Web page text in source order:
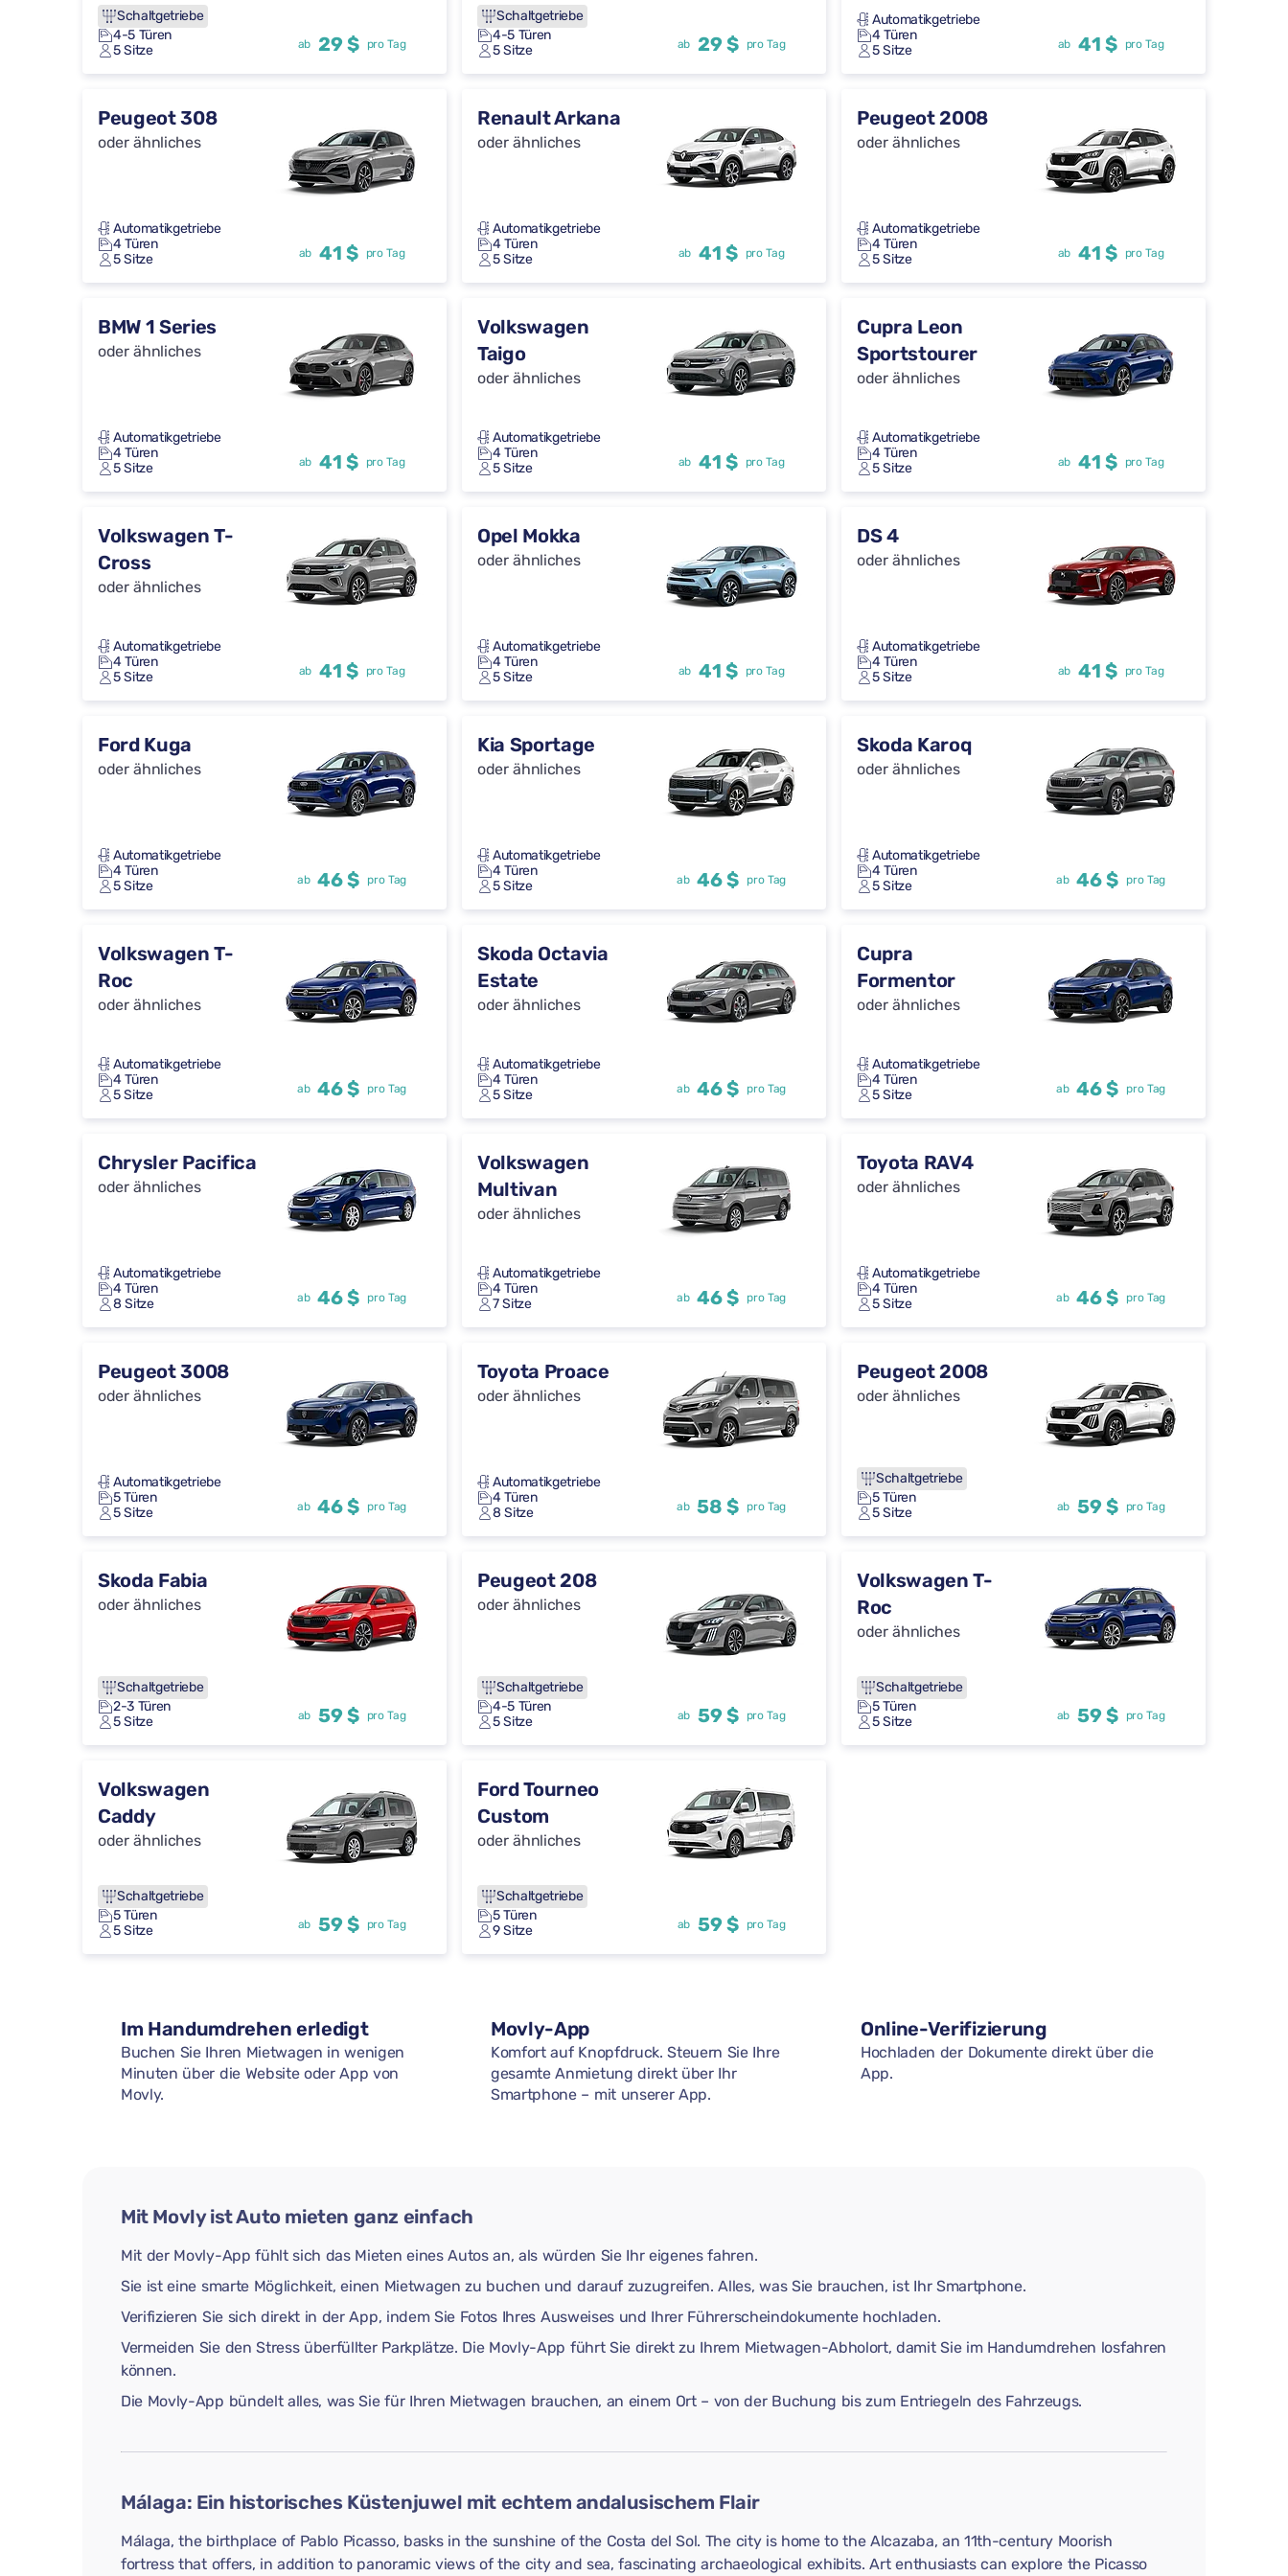
Schaltgetriebe
4-5 Türen
5 Sitze
ab 29 $ pro Tag
Schaltgetriebe
4-5 Türen
5 Sitze
ab 29 $ pro Tag
Automatikgetriebe
4 Türen
5 Sitze
ab 41 $ pro Tag
Peugeot 308
oder ähnliches
Automatikgetriebe
4 Türen
5 Sitze
ab 41 $ pro Tag
Renault Arkana
oder ähnliches
Automatikgetriebe
4 Türen
5 Sitze
ab 41 $ pro Tag
Peugeot 2008
oder ähnliches
Automatikgetriebe
4 Türen
5 Sitze
ab 41 $ pro Tag
BMW 1 Series
oder ähnliches
Automatikgetriebe
4 Türen
5 Sitze
ab 41 $ pro Tag
Volkswagen
Taigo
oder ähnliches
Automatikgetriebe
4 Türen
5 Sitze
ab 41 $ pro Tag
Cupra Leon
Sportstourer
oder ähnliches
Automatikgetriebe
4 Türen
5 Sitze
ab 41 $ pro Tag
Volkswagen T-
Cross
oder ähnliches
Automatikgetriebe
4 Türen
5 Sitze
ab 41 $ pro Tag
Opel Mokka
oder ähnliches
Automatikgetriebe
4 Türen
5 Sitze
ab 41 $ pro Tag
DS 4
oder ähnliches
Automatikgetriebe
4 Türen
5 Sitze
ab 41 $ pro Tag
Ford Kuga
oder ähnliches
Automatikgetriebe
4 Türen
5 Sitze
ab 46 $ pro Tag
Kia Sportage
oder ähnliches
Automatikgetriebe
4 Türen
5 Sitze
ab 46 $ pro Tag
Skoda Karoq
oder ähnliches
Automatikgetriebe
4 Türen
5 Sitze
ab 46 $ pro Tag
Volkswagen T-
Roc
oder ähnliches
Automatikgetriebe
4 Türen
5 Sitze
ab 46 $ pro Tag
Skoda Octavia
Estate
oder ähnliches
Automatikgetriebe
4 Türen
5 Sitze
ab 46 $ pro Tag
Cupra
Formentor
oder ähnliches
Automatikgetriebe
4 Türen
5 Sitze
ab 46 $ pro Tag
Chrysler Pacifica
oder ähnliches
Automatikgetriebe
4 Türen
8 Sitze
ab 46 $ pro Tag
Volkswagen
Multivan
oder ähnliches
Automatikgetriebe
4 Türen
7 Sitze
ab 46 $ pro Tag
Toyota RAV4
oder ähnliches
Automatikgetriebe
4 Türen
5 Sitze
ab 46 $ pro Tag
Peugeot 3008
oder ähnliches
Automatikgetriebe
5 Türen
5 Sitze
ab 46 $ pro Tag
Toyota Proace
oder ähnliches
Automatikgetriebe
4 Türen
8 Sitze
ab 58 $ pro Tag
Peugeot 2008
oder ähnliches
Schaltgetriebe
5 Türen
5 Sitze
ab 59 $ pro Tag
Skoda Fabia
oder ähnliches
Schaltgetriebe
2-3 Türen
5 Sitze
ab 59 $ pro Tag
Peugeot 208
oder ähnliches
Schaltgetriebe
4-5 Türen
5 Sitze
ab 59 $ pro Tag
Volkswagen T-
Roc
oder ähnliches
Schaltgetriebe
5 Türen
5 Sitze
ab 59 $ pro Tag
Volkswagen
Caddy
oder ähnliches
Schaltgetriebe
5 Türen
5 Sitze
ab 59 $ pro Tag
Ford Tourneo
Custom
oder ähnliches
Schaltgetriebe
5 Türen
9 Sitze
ab 59 $ pro Tag
Im Handumdrehen erledigt
Buchen Sie Ihren Mietwagen in wenigen
Minuten über die Website oder App von
Movly.
Movly-App
Komfort auf Knopfdruck. Steuern Sie Ihre
gesamte Anmietung direkt über Ihr
Smartphone – mit unserer App.
Online-Verifizierung
Hochladen der Dokumente direkt über die
App.
Mit Movly ist Auto mieten ganz einfach
Mit der Movly-App fühlt sich das Mieten eines Autos an, als würden Sie Ihr eigenes fahren.
Sie ist eine smarte Möglichkeit, einen Mietwagen zu buchen und darauf zuzugreifen. Alles, was Sie brauchen, ist Ihr Smartphone.
Verifizieren Sie sich direkt in der App, indem Sie Fotos Ihres Ausweises und Ihrer Führerscheindokumente hochladen.
Vermeiden Sie den Stress überfüllter Parkplätze. Die Movly-App führt Sie direkt zu Ihrem Mietwagen-Abholort, damit Sie im Handumdrehen losfahren
können.
Die Movly-App bündelt alles, was Sie für Ihren Mietwagen brauchen, an einem Ort – von der Buchung bis zum Entriegeln des Fahrzeugs.
Málaga: Ein historisches Küstenjuwel mit echtem andalusischem Flair
Málaga, the birthplace of Pablo Picasso, basks in the sunshine of the Costa del Sol. The city is home to the Alcazaba, an 11th-century Moorish
fortress that offers, in addition to panoramic views of the city and sea, fascinating archaeological exhibits. Art enthusiasts can explore the Picasso